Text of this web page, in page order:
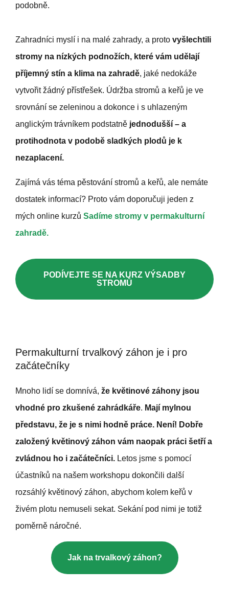
podobně.
Zahradníci myslí i na malé zahrady, a proto vyšlechtili
stromy na nízkých podnožích, které vám udělají
příjemný stín a klima na zahradě, jaké nedokáže
vytvořit žádný přístřešek. Údržba stromů a keřů je ve
srovnání se zeleninou a dokonce i s uhlazeným
anglickým trávníkem podstatně jednodušší – a
protihodnota v podobě sladkých plodů je k
nezaplacení.
Zajímá vás téma pěstování stromů a keřů, ale nemáte
dostatek informací? Proto vám doporučuji jeden z
mých online kurzů Sadíme stromy v permakulturní
zahradě.
PODÍVEJTE SE NA KURZ VÝSADBY
STROMŮ
Permakulturní trvalkový záhon je i pro
začátečníky
Mnoho lidí se domnívá, že květinové záhony jsou
vhodné pro zkušené zahrádkáře. Mají mylnou
představu, že je s nimi hodně práce. Není! Dobře
založený květinový záhon vám naopak práci šetří a
zvládnou ho i začátečníci. Letos jsme s pomocí
účastníků na našem workshopu dokončili další
rozsáhlý květinový záhon, abychom kolem keřů v
živém plotu nemuseli sekat. Sekání pod nimi je totiž
poměrně náročné.
Jak na trvalkový záhon?